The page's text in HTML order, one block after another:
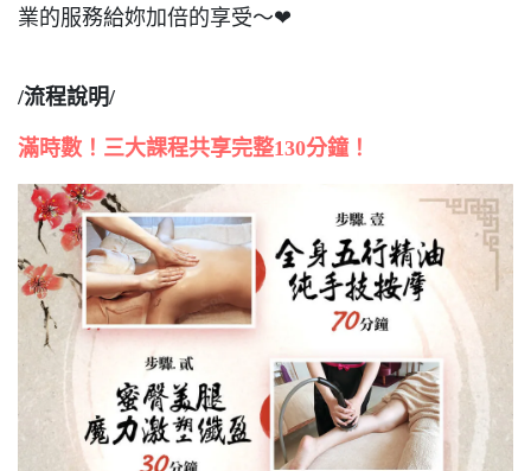
業的服務給妳加倍的享受～❤
/流程說明/
滿時數！三大課程共享完整130分鐘！